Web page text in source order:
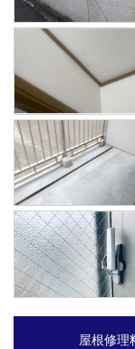
屋根修理